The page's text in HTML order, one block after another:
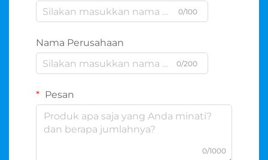
0/100
Nama Perusahaan
0/200
Pesan
0/1000